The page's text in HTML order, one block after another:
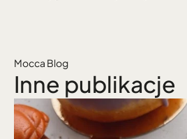
Mocca Blog
Inne publikacje